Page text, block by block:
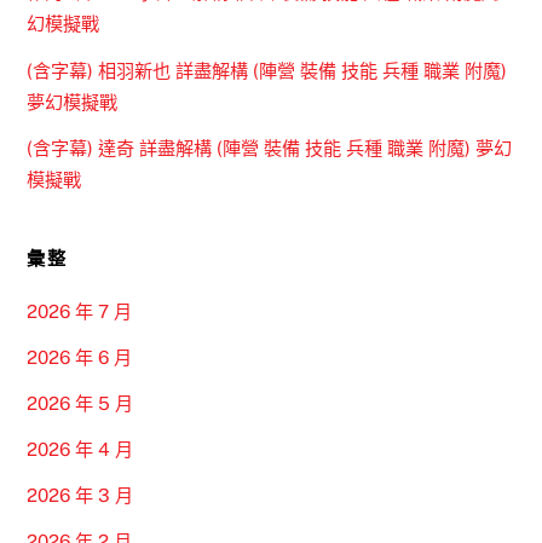
幻模擬戰
(含字幕) 相羽新也 詳盡解構 (陣營 裝備 技能 兵種 職業 附魔)
夢幻模擬戰
(含字幕) 達奇 詳盡解構 (陣營 裝備 技能 兵種 職業 附魔) 夢幻
模擬戰
彙整
2026 年 7 月
2026 年 6 月
2026 年 5 月
2026 年 4 月
2026 年 3 月